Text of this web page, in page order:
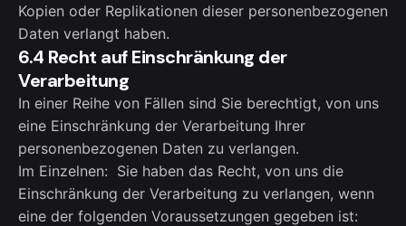
Kopien oder Replikationen dieser personenbezogenen
Daten verlangt haben.
6.4 Recht auf Einschränkung der
Verarbeitung
In einer Reihe von Fällen sind Sie berechtigt, von uns
eine Einschränkung der Verarbeitung Ihrer
personenbezogenen Daten zu verlangen.
Im Einzelnen: Sie haben das Recht, von uns die
Einschränkung der Verarbeitung zu verlangen, wenn
eine der folgenden Voraussetzungen gegeben ist: